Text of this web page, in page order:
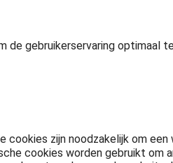
de gebruikerservaring optimaal
cookies zijn noodzakelijk om
cookies worden gebruikt om